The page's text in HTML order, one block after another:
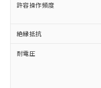
許容操作頻度
絶縁抵抗
耐電圧
以下の条件をお
対応済み：EU
非含有に対応し
す。
対応予定：EU
有に対応した製
対応予定なし：
非含有に非対応